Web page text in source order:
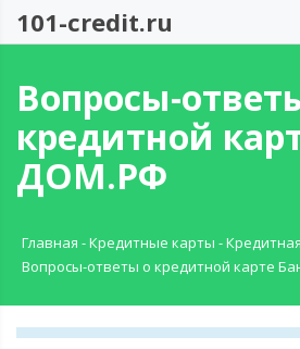
101-credit.ru
Вопросы-
кредитной
ДОМ.РФ
Главная -Кредитные карты -
Вопросы-ответы о кредитной карте